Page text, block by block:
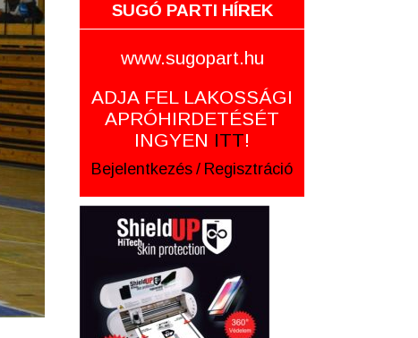
SUGÓ PARTI HÍREK
www.sugopart.hu
ADJA FEL LAKOSSÁGI
APRÓHIRDETÉSÉT
INGYEN ITT!
Bejelentkezés / Regisztráció